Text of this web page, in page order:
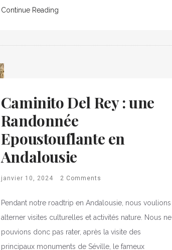
Continue Reading
Caminito Del Rey : une
Randonnée
Epoustouflante en
Andalousie
janvier 10, 2024 2 Comments
Pendant notre roadtrip en Andalousie, nous voulions
alterner visites culturelles et activités nature. Nous ne
pouvions donc pas rater, après la visite des
principaux monuments de Séville, le fameux